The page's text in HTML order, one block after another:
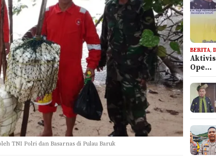
TNI Polri dan Basarnas di Pulau Baruk
BERITA,
Aktivis
Ope…